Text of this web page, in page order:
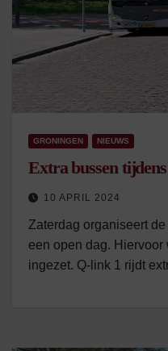
GRONINGEN NIEUWS
Extra bussen
10 APRIL 2024
Zaterdag organiseert
een open dag.
ingezet. Q-link 1 rijdt